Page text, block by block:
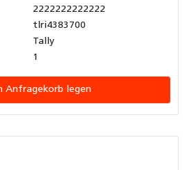
2222222222222
tlri4383700
Tally
1
Anfragekorb legen